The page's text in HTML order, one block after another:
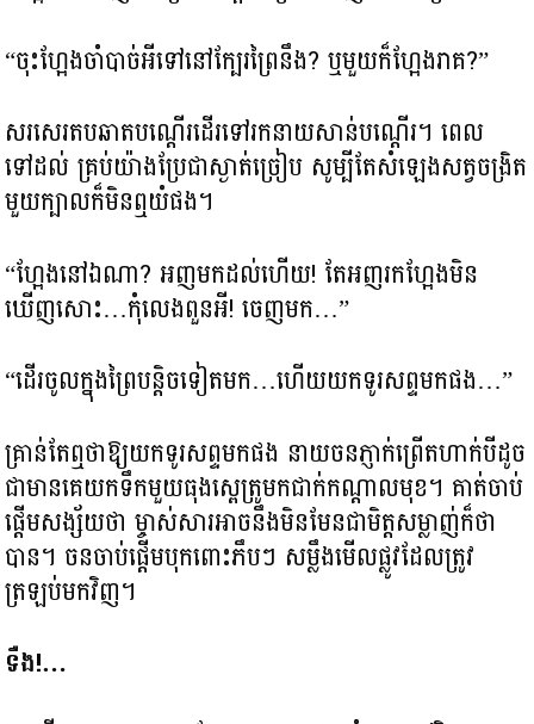
“ចុះហ្អែងចាំបាច់អីទៅនៅក្បែរព្រៃនឹង? ឬមួយក៏ហ្អែងរាគ?”
សរសេរតបឆាតបណ្តើរដើរទៅរកនាយសាន់បណ្តើរ។ ពេល
ទៅដល់ គ្រប់យ៉ាងប្រែជាស្ងាត់ច្រៀប សូម្បីតែសំឡេងសត្វចង្រិត
មួយក្បាលក៏មិនឮយំផង។
“ហ្អែងនៅឯណា? អញមកដល់ហើយ! តែអញរកហ្អែងមិន
ឃើញសោះ…កុំលេងពួនអី! ចេញមក…”
“ដើរចូលក្នុងព្រៃបន្តិចទៀតមក…ហើយយកទូរសព្ទមកផង…”
គ្រាន់តែឮថាឱ្យយកទូរសព្ទមកផង នាយចនភ្ញាក់ព្រើតហាក់បីដូច
ជាមានគេយកទឹកមួយធុងស្ពេត្រូមកជាក់កណ្តាលមុខ។ គាត់ចាប់
ផ្តើមសង្ស័យថា ម្ចាស់សារអាចនឹងមិនមែនជាមិត្តសម្លាញ់ក៏ថា
បាន។ ចនចាប់ផ្តើមបុកពោះភឹបៗ សម្លឹងមើលផ្លូវដែលត្រូវ
ត្រឡប់មកវិញ។
ទឺង!…